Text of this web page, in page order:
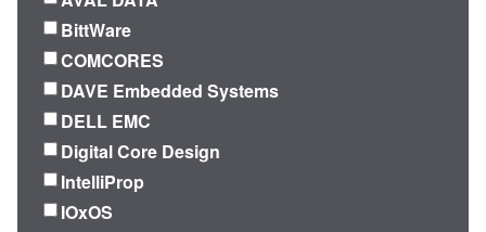
BittWare
COMCORES
DAVE Embedded Systems
DELL EMC
Digital Core Design
IntelliProp
IOxOS